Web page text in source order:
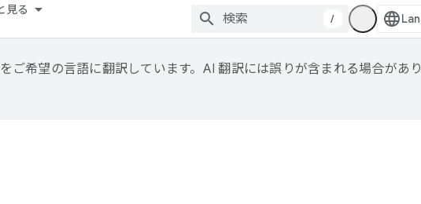
見る
/
ご希望の言語に翻訳しています。AI 翻訳には誤りが含まれる場合があり